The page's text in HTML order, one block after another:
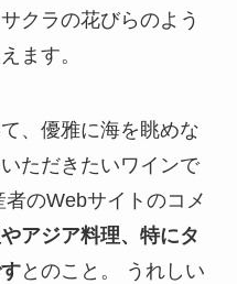
クラの花びらのよう
ます。
、優雅に海を眺めな
ただきたいワインで
のWebサイトのコメ
アジア料理、特にタ
とのこと。 うれしい